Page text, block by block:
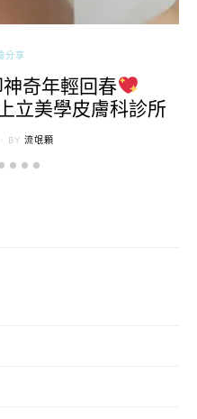
分享
奇年輕回春
立美學皮膚科診所
BY 流氓顆